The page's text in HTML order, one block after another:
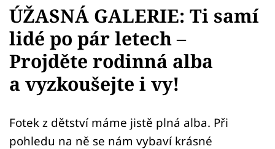
Témata
Showbyznys
Virály
ÚŽASNÁ GALERIE: Ti samí
lidé po pár letech –
Projděte rodinná alba
a vyzkoušejte i vy!
Fotek z dětství máme jistě plná alba. Při
pohledu na ně se nám vybaví krásné